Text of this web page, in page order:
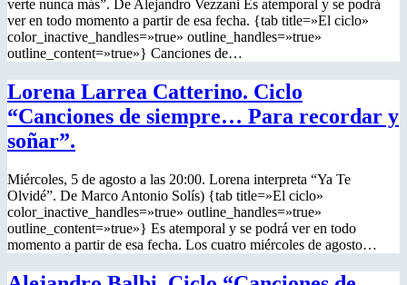
verte nunca más”. De Alejandro Vezzani Es atemporal y se podrá
ver en todo momento a partir de esa fecha. {tab title=»El ciclo»
color_inactive_handles=»true» outline_handles=»true»
outline_content=»true»} Canciones de…
Lorena Larrea Catterino. Ciclo
“Canciones de siempre… Para recordar y
soñar”.
Miércoles, 5 de agosto a las 20:00. Lorena interpreta “Ya Te
Olvidé”. De Marco Antonio Solís) {tab title=»El ciclo»
color_inactive_handles=»true» outline_handles=»true»
outline_content=»true»} Es atemporal y se podrá ver en todo
momento a partir de esa fecha. Los cuatro miércoles de agosto…